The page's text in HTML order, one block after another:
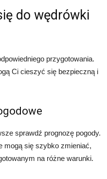
do wędrówki
przygotowania.
Ci cieszyć się bezpieczną i
sprawdź prognozę pogody.
mogą się szybko zmieniać,
na różne warunki.